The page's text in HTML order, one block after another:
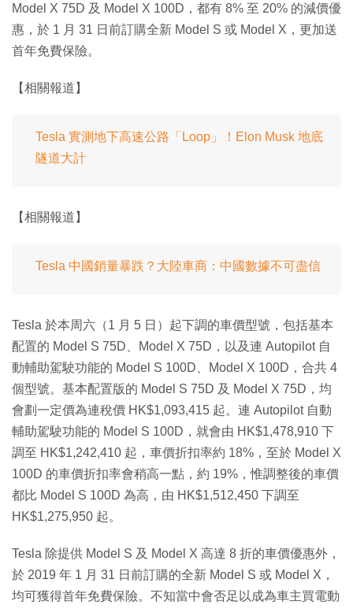
Model X 75D 及 Model X 100D，都有 8% 至 20% 的減價優
惠，於 1 月 31 日前訂購全新 Model S 或 Model X，更加送
首年免費保險。
【相關報道】
Tesla 實測地下高速公路「Loop」！Elon Musk 地底
隧道大計
【相關報道】
Tesla 中國銷量暴跌？大陸車商：中國數據不可盡信
Tesla 於本周六（1 月 5 日）起下調的車價型號，包括基本
配置的 Model S 75D、Model X 75D，以及連 Autopilot 自
動輔助駕駛功能的 Model S 100D、Model X 100D，合共 4
個型號。基本配置版的 Model S 75D 及 Model X 75D，均
會劃一定價為連稅價 HK$1,093,415 起。連 Autopilot 自動
輔助駕駛功能的 Model S 100D，就會由 HK$1,478,910 下
調至 HK$1,242,410 起，車價折扣率約 18%，至於 Model X
100D 的車價折扣率會稍高一點，約 19%，惟調整後的車價
都比 Model S 100D 為高，由 HK$1,512,450 下調至
HK$1,275,950 起。
Tesla 除提供 Model S 及 Model X 高達 8 折的車價優惠外，
於 2019 年 1 月 31 日前訂購的全新 Model S 或 Model X，
均可獲得首年免費保險。不知當中會否足以成為車主買電動